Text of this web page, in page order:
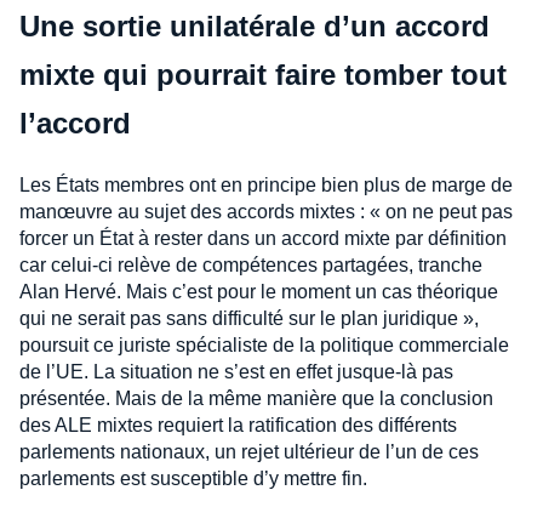
Une sortie unilatérale d’un accord
mixte qui pourrait faire tomber tout
l’accord
Les États membres ont en principe bien plus de marge de
manœuvre au sujet des accords mixtes : « on ne peut pas
forcer un État à rester dans un accord mixte par définition
car celui-ci relève de compétences partagées, tranche
Alan Hervé. Mais c’est pour le moment un cas théorique
qui ne serait pas sans difficulté sur le plan juridique »,
poursuit ce juriste spécialiste de la politique commerciale
de l’UE. La situation ne s’est en effet jusque-là pas
présentée. Mais de la même manière que la conclusion
des ALE mixtes requiert la ratification des différents
parlements nationaux, un rejet ultérieur de l’un de ces
parlements est susceptible d’y mettre fin.